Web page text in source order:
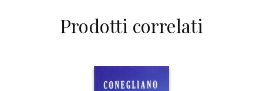
Prodotti correlati